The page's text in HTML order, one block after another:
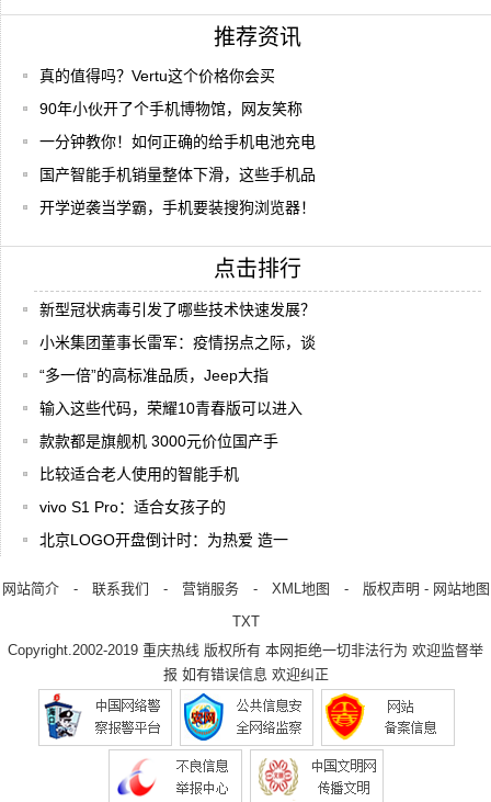
推荐资讯
真的值得吗？Vertu这个价格你会买
90年小伙开了个手机博物馆，网友笑称
一分钟教你！如何正确的给手机电池充电
国产智能手机销量整体下滑，这些手机品
开学逆袭当学霸，手机要装搜狗浏览器！
点击排行
新型冠状病毒引发了哪些技术快速发展？
小米集团董事长雷军：疫情拐点之际，谈
“多一倍”的高标准品质，Jeep大指
输入这些代码，荣耀10青春版可以进入
款款都是旗舰机 3000元价位国产手
比较适合老人使用的智能手机
vivo S1 Pro：适合女孩子的
北京LOGO开盘倒计时：为热爱 造一
网站简介- 联系我们 - 营销服务- XML地图 - 版权声明 - 网站地图
TXT
Copyright.2002-2019 重庆热线 版权所有 本网拒绝一切非法行为 欢迎监督举
报 如有错误信息 欢迎纠正